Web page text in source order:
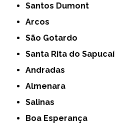
Santos Dumont
Arcos
São Gotardo
Santa Rita do Sapucaí
Andradas
Almenara
Salinas
Boa Esperança